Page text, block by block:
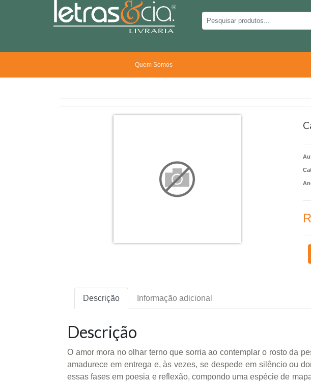
Quem Somos
Descrição Informação adicional
Descrição
O amor mora no olhar terno que sorria ao contemplar o rosto da
amadurece em entrega e, às vezes, se despede em silêncio ou
essas fases em poesia e reflexão, compondo uma espécie de